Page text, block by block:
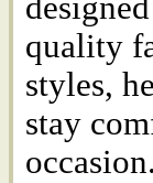
quality
styles,
stay
occasion.